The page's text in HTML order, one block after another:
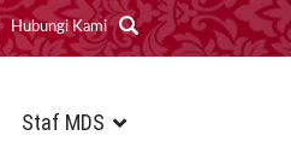
Hubungi Kami
Staf MDS